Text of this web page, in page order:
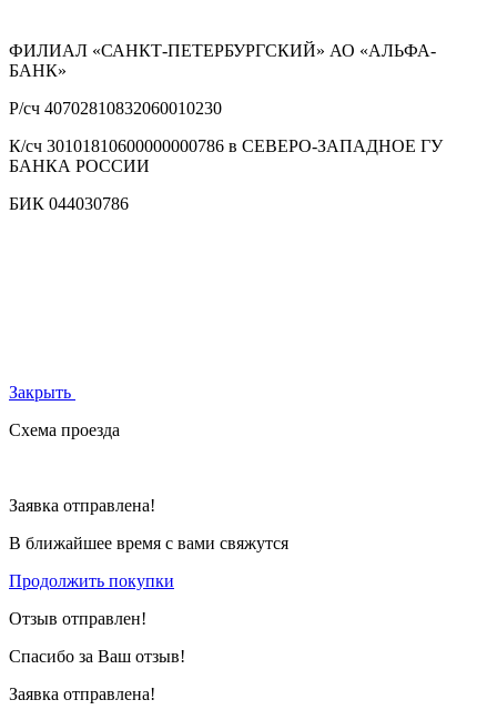
ФИЛИАЛ «САНКТ-ПЕТЕРБУРГСКИЙ» АО «АЛЬФА-
БАНК»
Р/сч 40702810832060010230
К/сч 30101810600000000786 в СЕВЕРО-ЗАПАДНОЕ ГУ
БАНКА РОССИИ
БИК 044030786
Закрыть
Схема проезда
Заявка отправлена!
В ближайшее время с вами свяжутся
Продолжить покупки
Отзыв отправлен!
Спасибо за Ваш отзыв!
Заявка отправлена!